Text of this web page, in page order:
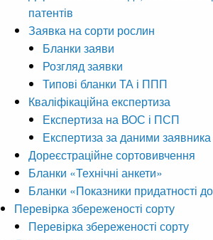
патентів
Заявка на сорти рослин
Бланки заяви
Розгляд заявки
Типові бланки ТА і ППП
Кваліфікаційна експертиза
Експертиза на ВОС і ПСП
Експертиза за даними заявника
Дореєстраційне сортовивчення
Бланки «Технічні анкети»
Бланки «Показники придатності
Перевірка збереженості сорту
Перевірка збереженості сорту